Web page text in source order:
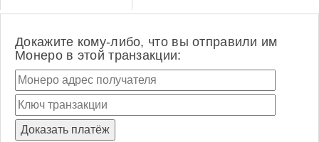
Докажите кому-либо, что вы отправили им
Монеро в этой транзакции: